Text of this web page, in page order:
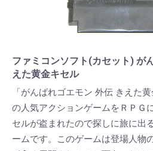
ファミコンソフト(カセット) が
えた黄金キセル
「がんばれゴエモン 外伝 きえた
の人気アクションゲームをＲＰＧ
セルが盗まれたので探しに旅に出
ームです。このゲームは登場人物